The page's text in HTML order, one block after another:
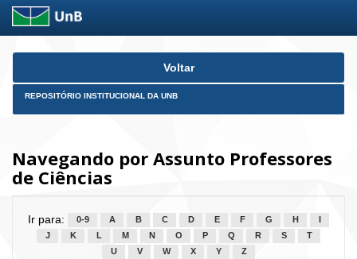
Skip
Voltar
REPOSITÓRIO INSTITUCIONAL DA UNB
Navegando por Assunto Professores
de Ciências
Ir para: 0-9 A B C D E F G H
J
K L M N O P Q R S
T
U
V W X Y Z